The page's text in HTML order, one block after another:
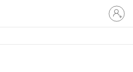
Sign
in
to
account